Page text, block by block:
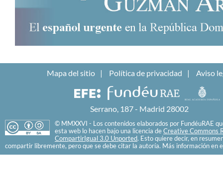
Mapa del sitio Política de privacidad Aviso
Serrano, 187 - Madrid 28002
© MMXXVI - Los contenidos elaborados por FundéuRAE
esta web lo hacen bajo una licencia de Creative Commons
CompartirIgual 3.0 Unported. Esto quiere decir, en
compartir libremente, pero que se debe citar la autoría. Más información en